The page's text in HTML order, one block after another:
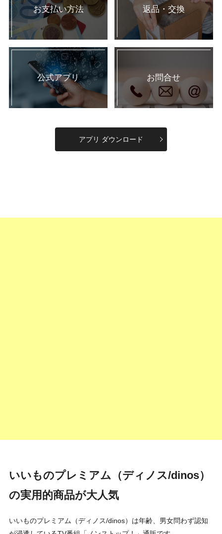
お支払い方法 返品・交換
公式アプリ お問合せ
アプリ ダウンロード
いいものプレミアム（ディノス/dinos）
の実用的商品が大人気
いいものプレミアム（ディノス/dinos）は年齢、男女問わず認知